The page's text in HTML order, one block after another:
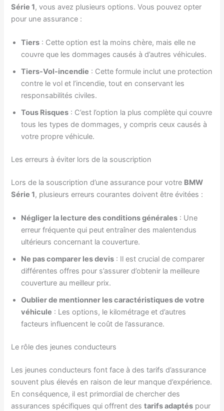
Série 1, vous avez plusieurs options. Vous pouvez opter
pour une assurance :
Tiers : Cette option est la moins chère, mais elle ne
couvre que les dommages causés à d’autres véhicules.
Tiers-Vol-incendie : Cette formule inclut une protection
contre le vol et l’incendie, tout en conservant les
responsabilités civiles.
Tous Risques : C’est l’option la plus complète qui couvre
tous les types de dommages, y compris ceux causés à
votre propre véhicule.
Les erreurs à éviter lors de la souscription
Lors de la souscription d’une assurance pour votre BMW
Série 1, plusieurs erreurs courantes doivent être évitées :
Négliger la lecture des conditions générales : Une
erreur fréquente qui peut entraîner des malentendus
ultérieurs concernant la couverture.
Ne pas comparer les devis : Il est crucial de comparer
différentes offres pour s’assurer d’obtenir la meilleure
couverture au meilleur prix.
Oublier de mentionner les caractéristiques de votre
véhicule : Les options, le kilométrage et d’autres
facteurs influencent le coût de l’assurance.
Le rôle des jeunes conducteurs
Les jeunes conducteurs font face à des tarifs d’assurance
souvent plus élevés en raison de leur manque d’expérience.
En conséquence, il est primordial de chercher des
assurances spécifiques qui offrent destarifs adaptés pour